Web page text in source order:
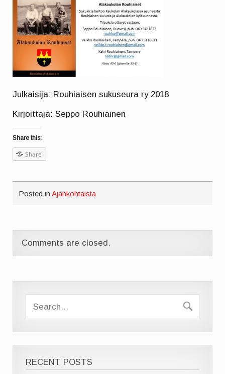
Julkaisija: Rouhiaisen sukuseura ry 2018
Kirjoittaja: Seppo Rouhiainen
Share this:
Share
Posted inAjankohtaista
Comments are closed.
RECENT POSTS